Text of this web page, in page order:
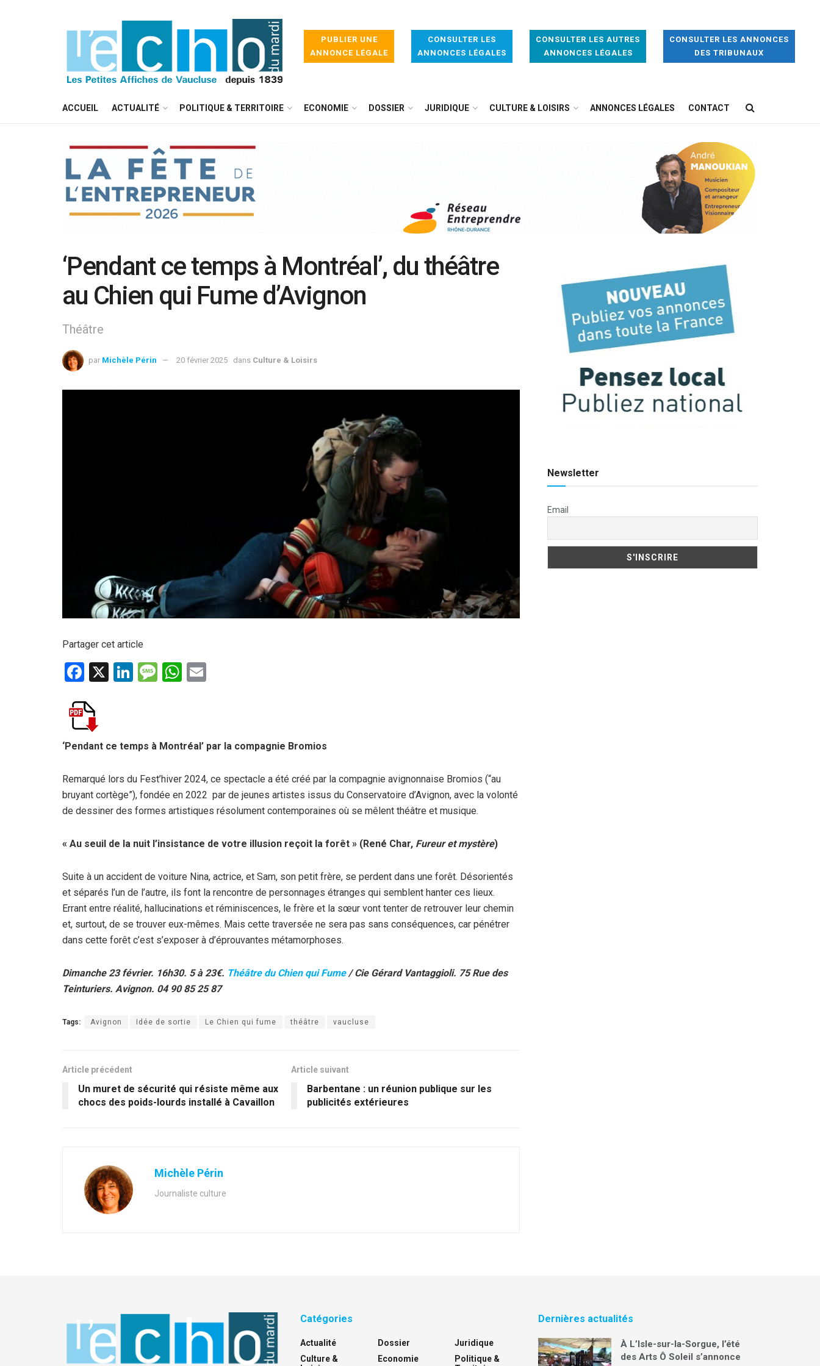
PUBLIER UNE
ANNONCE LÉGALE
CONSULTER LES
ANNONCES LÉGALES
CONSULTER LES AUTRES
ANNONCES LÉGALES
CONSULTER LES ANNONCES
DES TRIBUNAUX
ACCUEIL ACTUALITÉ POLITIQUE & TERRITOIRE ECONOMIE DOSSIER JURIDIQUE CULTURE & LOISIRS ANNONCES LÉGALES CONTACT
‘Pendant ce temps à Montréal’, du théâtre
au Chien qui Fume d’Avignon
Théâtre
par Michèle Périn 20 février 2025 dans Culture & Loisirs
Partager cet article
F
ce
b
o
k
X
Li
n
M
g
e
W
A
p
p
‘Pendant ce temps à Montréal’ par la compagnie Bromios
Remarqué lors du Fest’hiver 2024, ce spectacle a été créé par la compagnie avignonnaise Bromios (“au
bruyant cortège”), fondée en 2022 par de jeunes artistes issus du Conservatoire d’Avignon, avec la volonté
de dessiner des formes artistiques résolument contemporaines où se mêlent théâtre et musique.
« Au seuil de la nuit l’insistance de votre illusion reçoit la forêt » (René Char, Fureur et mystère)
Suite à un accident de voiture Nina, actrice, et Sam, son petit frère, se perdent dans une forêt. Désorientés
et séparés l’un de l’autre, ils font la rencontre de personnages étranges qui semblent hanter ces lieux.
Errant entre réalité, hallucinations et réminiscences, le frère et la sœur vont tenter de retrouver leur chemin
et, surtout, de se trouver eux-mêmes. Mais cette traversée ne sera pas sans conséquences, car pénétrer
dans cette forêt c’est s’exposer à d’éprouvantes métamorphoses.
Dimanche 23 février. 16h30. 5 à 23€. Théâtre du Chien qui Fume/ Cie Gérard Vantaggioli. 75 Rue des
Teinturiers. Avignon. 04 90 85 25 87
Tags: Avignon Idée de sortie Le Chien qui fume théâtre vaucluse
Article précédent
Un muret de sécurité qui résiste même aux
chocs des poids-lourds installé à Cavaillon
Article suivant
Barbentane : un réunion publique sur les
publicités extérieures
Michèle Périn
Journaliste culture
Newsletter
Email
Catégories
Actualité
Culture &
Dossier
Economie
Juridique
Politique &
Dernières actualités
À L’Isle-sur-la-Sorgue, l’été
des Arts Ô Soleil s’annonce